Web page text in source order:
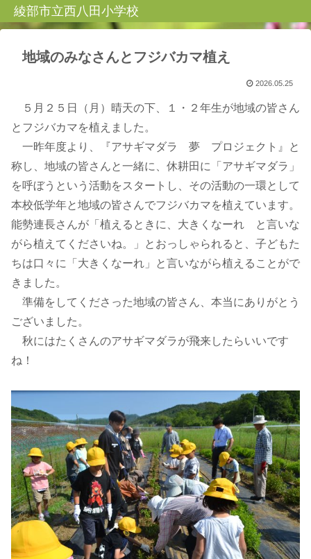
綾部市立西八田小学校
地域のみなさんとフジバカマ植え
2026.05.25
５月２５日（月）晴天の下、１・２年生が地域の皆さん
とフジバカマを植えました。
一昨年度より、『アサギマダラ 夢 プロジェクト』と
称し、地域の皆さんと一緒に、休耕田に「アサギマダラ」
を呼ぼうという活動をスタートし、その活動の一環として
本校低学年と地域の皆さんでフジバカマを植えています。
能勢連長さんが「植えるときに、大きくなーれ と言いな
がら植えてくださいね。」とおっしゃられると、子どもた
ちは口々に「大きくなーれ」と言いながら植えることがで
きました。
準備をしてくださった地域の皆さん、本当にありがとう
ございました。
秋にはたくさんのアサギマダラが飛来したらいいです
ね！